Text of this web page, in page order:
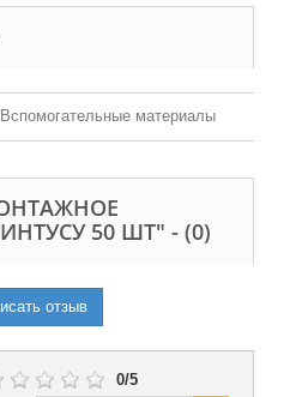
Вспомогательные материалы
50 ШТ" - (0)
отзыв
0/5